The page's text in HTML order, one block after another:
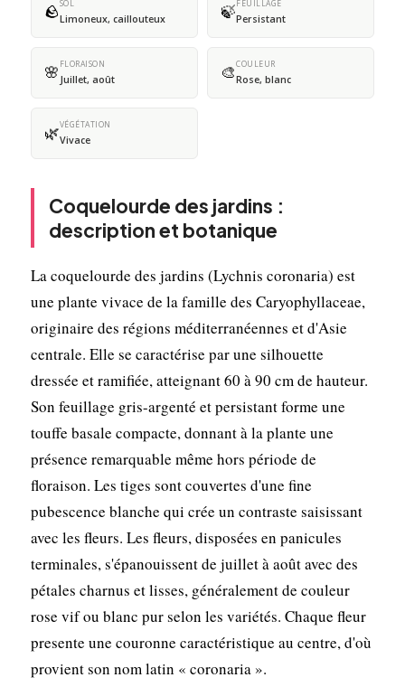
🪨SOL
Limoneux, caillouteux 🍃FEUILLAGE
Persistant
🌸 FLORAISON
Juillet, août 🎨COULEUR
Rose, blanc
🌿VÉGÉTATION
Vivace
Coquelourde des jardins :
description et botanique
La coquelourde des jardins (Lychnis coronaria) est
une plante vivace de la famille des Caryophyllaceae,
originaire des régions méditerranéennes et d'Asie
centrale. Elle se caractérise par une silhouette
dressée et ramifiée, atteignant 60 à 90 cm de hauteur.
Son feuillage gris-argenté et persistant forme une
touffe basale compacte, donnant à la plante une
présence remarquable même hors période de
floraison. Les tiges sont couvertes d'une fine
pubescence blanche qui crée un contraste saisissant
avec les fleurs. Les fleurs, disposées en panicules
terminales, s'épanouissent de juillet à août avec des
pétales charnus et lisses, généralement de couleur
rose vif ou blanc pur selon les variétés. Chaque fleur
presente une couronne caractéristique au centre, d'où
provient son nom latin « coronaria ».